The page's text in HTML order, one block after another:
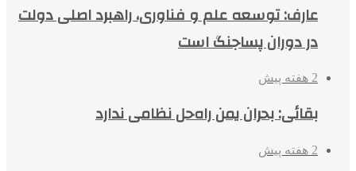
عارف: توسعه علم و فناوری، راهبرد اصلی دولت
در دوران پساجنگ است
2 هفته پیش
بقائی: بحران یمن راه‌حل نظامی ندارد
2 هفته پیش